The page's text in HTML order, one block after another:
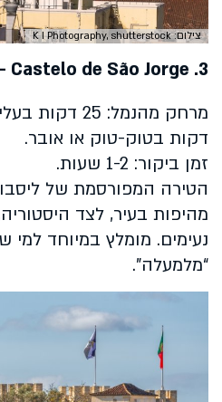
צילום: K I Photography, shutterstock
3.
Castelo de São Jorge
דקות בטוק-טוק או אובר.
זמן ביקור: 1-2 שעות.
הטירה המפורסמת של
מהיפות בעיר, לצד
נעימים. מומלץ במיוחד
“מלמעלה”.